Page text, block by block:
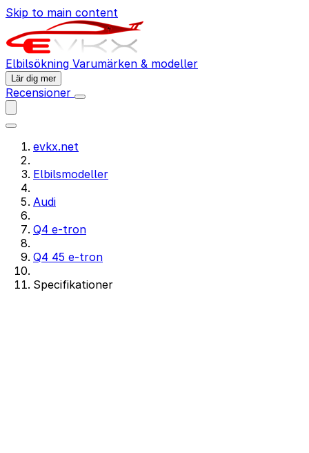
Skip to main content
Elbilsökning Varumärken & modeller
Lär dig mer
Recensioner
evkx.net
Elbilsmodeller
Audi
Q4 e-tron
Q4 45 e-tron
Specifikationer